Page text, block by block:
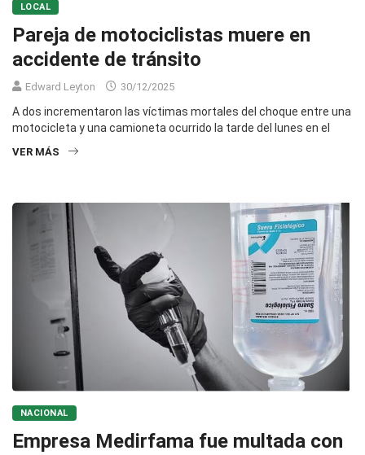
LOCAL
Pareja de motociclistas muere en
accidente de tránsito
Edward Leyton 30/12/2025
A dos incrementaron las víctimas mortales del choque entre una
motocicleta y una camioneta ocurrido la tarde del lunes en el
VER MÁS
NACIONAL
Empresa Medirfama fue multada con